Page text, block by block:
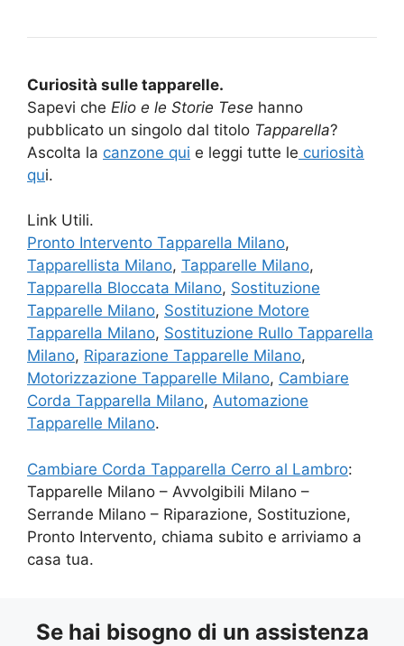
Curiosità sulle tapparelle.
Sapevi che Elio e le Storie Tese hanno
pubblicato un singolo dal titolo Tapparella?
Ascolta la canzone qui e leggi tutte le curiosità
qui.
Link Utili.
Pronto Intervento Tapparella Milano,
Tapparellista Milano, Tapparelle Milano,
Tapparella Bloccata Milano, Sostituzione
Tapparelle Milano, Sostituzione Motore
Tapparella Milano, Sostituzione Rullo Tapparella
Milano, Riparazione Tapparelle Milano,
Motorizzazione Tapparelle Milano, Cambiare
Corda Tapparella Milano, Automazione
Tapparelle Milano.
Cambiare Corda Tapparella Cerro al Lambro:
Tapparelle Milano – Avvolgibili Milano –
Serrande Milano – Riparazione, Sostituzione,
Pronto Intervento, chiama subito e arriviamo a
casa tua.
Se hai bisogno di un assistenza